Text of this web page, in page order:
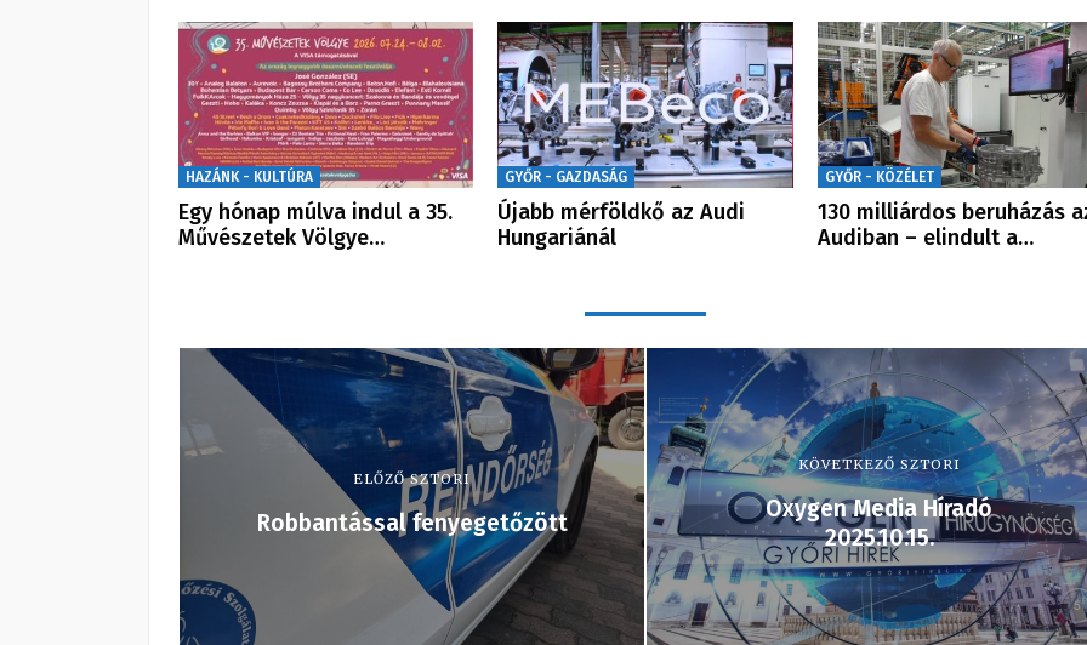
HAZÁNK - KULTÚRA
Egy hónap múlva indul a 35.
Művészetek Völgye…
GYŐR - GAZDASÁG
Újabb mérföldkő az Audi
Hungariánál
GYŐR - KÖZÉLET
130 milliárdos beruházás
Audiban – elindult a…
ELŐZŐ SZTORI
Robbantással fenyegetőzött
KÖVETKEZŐ SZTORI
Oxygen Media Híradó
2025.10.15.